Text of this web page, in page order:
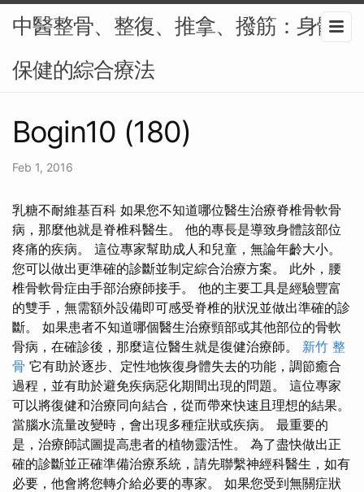
中醫整骨、整復、推拿、撥筋：身體
保健的綜合療法
Bogin10 (180)
Feb 1, 2016
乳糖不耐維基百科 如果您不知道哪位醫生治療脊椎骨軟骨
病，那麼他就是脊椎科醫生。 他的專長是導致身體該部位
疼痛的疾病。 這位專家幫助成人和兒童，無論年齡大小。
您可以做出更準確的診斷並制定綜合治療方案。 此外，腰
椎骨軟骨症由手部治療師接手。 他的主要工具是經驗豐富
的雙手，無需額外設備即可感受脊椎的狀況並做出準確的診
斷。 如果患者不知道哪個醫生治療頸部或其他部位的骨軟
骨病，在確診後，那麼這位醫生就是復健治療師。 新竹 整
骨 它有助於逐步、定性地恢復身體失去的功能，調節癒合
過程，並有助於避免疾病惡化期間出現的問題。 這位專家
可以將復健和治療同向結合，從而帶來快速且理想的結果。
當腦水流量改變時，會出現多種症狀或疾病。 最重要的
是，治療師試圖提高患者的植物靈活性。 為了盡快做出正
確的診斷並正確準備治療系統，請先聯繫神經科醫生，如有
必要，他會將您轉介給必要的專家。 如果您受到無關症狀